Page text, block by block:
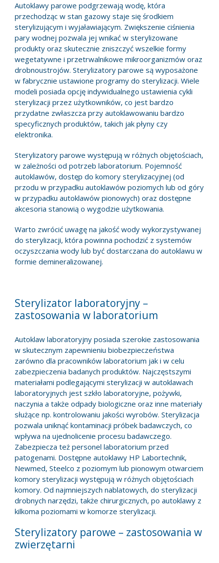
Autoklawy parowe podgrzewają wodę, która
przechodząc w stan gazowy staje się środkiem
sterylizującym i wyjaławiającym. Zwiększenie ciśnienia
pary wodnej pozwala jej wnikać w sterylizowane
produkty oraz skutecznie zniszczyć wszelkie formy
wegetatywne i przetrwalnikowe mikroorganizmów oraz
drobnoustrojów. Sterylizatory parowe są wyposażone
w fabrycznie ustawione programy do sterylizacji. Wiele
modeli posiada opcję indywidualnego ustawienia cykli
sterylizacji przez użytkowników, co jest bardzo
przydatne zwłaszcza przy autoklawowaniu bardzo
specyficznych produktów, takich jak płyny czy
elektronika.
Sterylizatory parowe występują w różnych objętościach,
w zależności od potrzeb laboratorium. Pojemność
autoklawów, dostęp do komory sterylizacyjnej (od
przodu w przypadku autoklawów poziomych lub od góry
w przypadku autoklawów pionowych) oraz dostępne
akcesoria stanowią o wygodzie użytkowania.
Warto zwrócić uwagę na jakość wody wykorzystywanej
do sterylizacji, która powinna pochodzić z systemów
oczyszczania wody lub być dostarczana do autoklawu w
formie demineralizowanej.
Sterylizator laboratoryjny –
zastosowania w laboratorium
Autoklaw laboratoryjny posiada szerokie zastosowania
w skutecznym zapewnieniu biobezpieczeństwa
zarówno dla pracowników laboratorium jak i w celu
zabezpieczenia badanych produktów. Najczęstszymi
materiałami podlegającymi sterylizacji w autoklawach
laboratoryjnych jest szkło laboratoryjne, pożywki,
naczynia a także odpady biologiczne oraz inne materiały
służące np. kontrolowaniu jakości wyrobów. Sterylizacja
pozwala uniknąć kontaminacji próbek badawczych, co
wpływa na ujednolicenie procesu badawczego.
Zabezpiecza też personel laboratorium przed
patogenami. Dostępne autoklawy HP Labortechnik,
Newmed, Steelco z poziomym lub pionowym otwarciem
komory sterylizacji występują w różnych objętościach
komory. Od najmniejszych nablatowych, do sterylizacji
drobnych narzędzi, także chirurgicznych, po autoklawy z
kilkoma poziomami w komorze sterylizacji.
Sterylizatory parowe – zastosowania w
zwierzętarni